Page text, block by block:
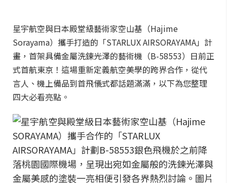
星宇航空與日本殿堂級藝術家空山基（Hajime
Sorayama）攜手打造的「STARLUX AIRSORAYAMA」計
畫，首架具備金屬洗鍊光澤的藝術機（B-58553）日前正
式首航東京！這場重新定義航空美學的跨界合作，從代
言人、機上備品到首飛儀式都話題滿滿，以下為您整理
四大必看亮點。